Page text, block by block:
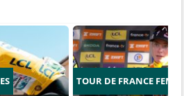
TOUR DE FRANCE